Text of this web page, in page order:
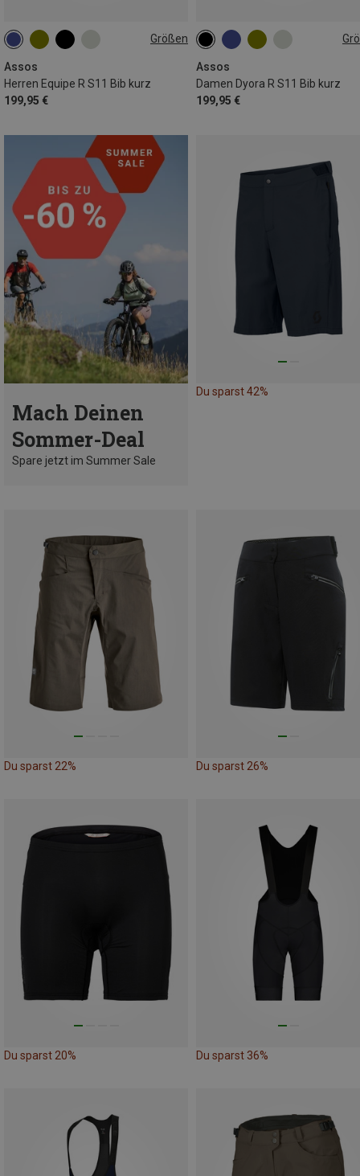
Größen
Assos
Herren Equipe R S11 Bib kurz
199,95 €
S M L XL
Assos
Damen Dyora R S11 Bib kurz
199,95 €
XS S M
XXL
Mach Deinen
Sommer-Deal
Spare jetzt im Summer Sale
Du sparst 42%
Du sparst 22% Du sparst 26%
Du sparst 20% Du sparst 36%